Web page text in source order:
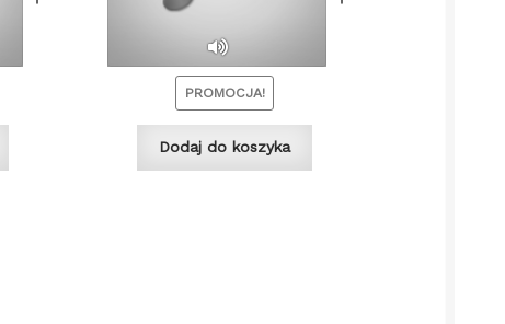
PROMOCJA!
Dodaj do koszyka